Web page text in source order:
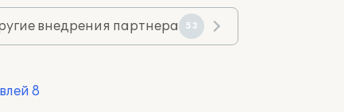
внедрения партнера 53
8